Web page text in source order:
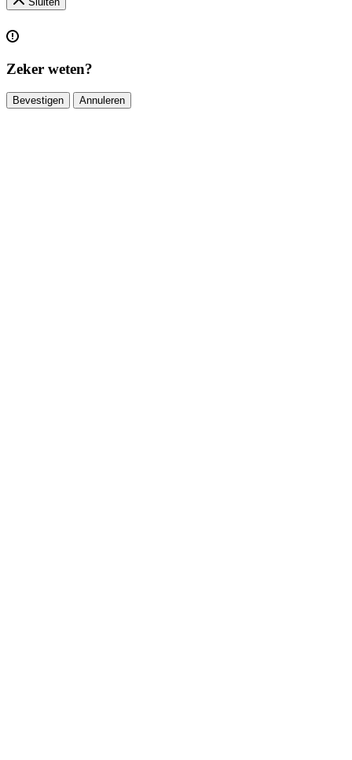
Zeker weten?
Bevestigen Annuleren